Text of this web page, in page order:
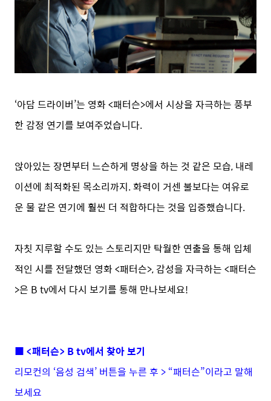
‘아담 드라이버’는 영화 <패터슨>에서 시상을 자극하는 풍부
한 감정 연기를 보여주었습니다.
앉아있는 장면부터 느슨하게 명상을 하는 것 같은 모습, 내레
이션에 최적화된 목소리까지. 화력이 거센 불보다는 여유로
운 물 같은 연기에 훨씬 더 적합하다는 것을 입증했습니다.
자칫 지루할 수도 있는 스토리지만 탁월한 연출을 통해 입체
적인 시를 전달했던 영화 <패터슨>, 감성을 자극하는 <패터슨
>은 B tv에서 다시 보기를 통해 만나보세요!
■ <패터슨> B tv에서 찾아 보기
리모컨의 ‘음성 검색’ 버튼을 누른 후 > “패터슨”이라고 말해
보세요